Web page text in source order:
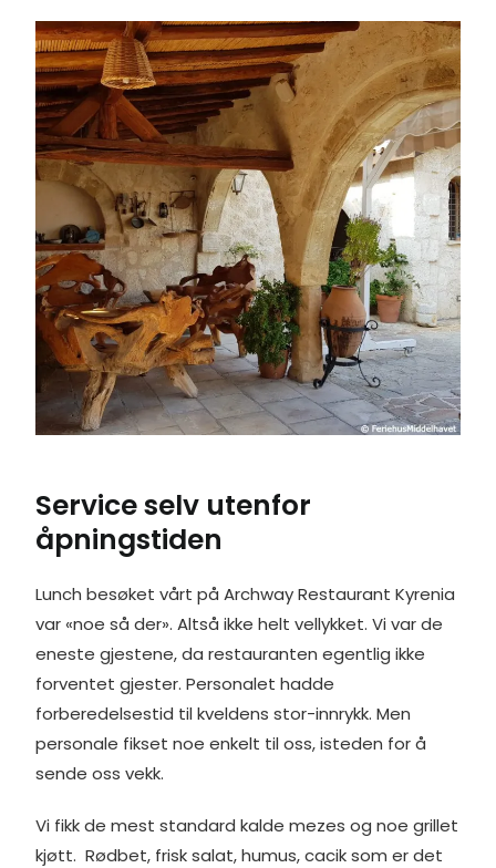
Service selv utenfor
åpningstiden
Lunch besøket vårt på Archway Restaurant Kyrenia
var «noe så der». Altså ikke helt vellykket. Vi var de
eneste gjestene, da restauranten egentlig ikke
forventet gjester. Personalet hadde
forberedelsestid til kveldens stor-innrykk. Men
personale fikset noe enkelt til oss, isteden for å
sende oss vekk.
Vi fikk de mest standard kalde mezes og noe grillet
kjøtt. Rødbet, frisk salat, humus, cacik som er det